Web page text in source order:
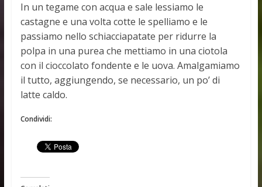
In un tegame con acqua e sale lessiamo le
castagne e una volta cotte le spelliamo e le
passiamo nello schiacciapatate per ridurre la
polpa in una purea che mettiamo in una ciotola
con il cioccolato fondente e le uova. Amalgamiamo
il tutto, aggiungendo, se necessario, un po’ di
latte caldo.
Condividi: